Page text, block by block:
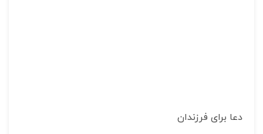
دعا برای فرزندان